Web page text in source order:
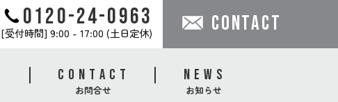
0120-24-0963
[受付時間] 9:00 - 17:00 (土日定休) CONTACT
CONTACT
お問合せ
NEWS
お知らせ